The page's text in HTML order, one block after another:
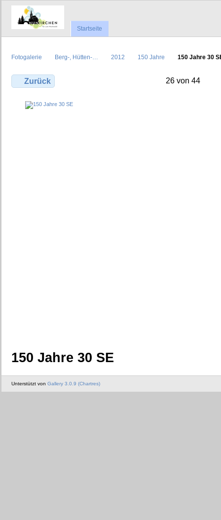
Startseite
Fotogalerie Berg-, Hütten-… 2012 150 Jahre 150 Jahre 30
Zurück 26 von 44
150 Jahre 30 SE
Unterstützt von Gallery 3.0.9 (Chartres)